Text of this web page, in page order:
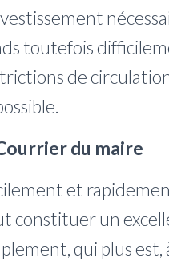
toutefois
de
du maire
et
constituer un
qui plus